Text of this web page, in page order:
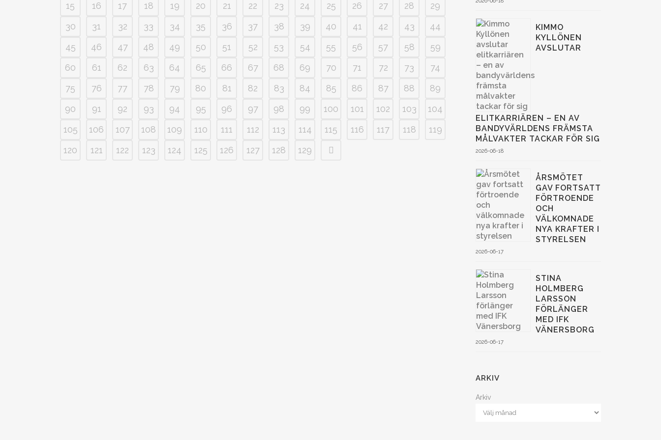
15
16 17 18 19 20 21 22 23 24 25 26 27 28
29
30
31 32 33 34 35 36 37 38 39 40 41 42 43
44
45
46 47 48 49 50 51 52 53 54 55 56 57 58
59
60
61 62 63 64 65 66 67 68 69 70 71 72 73
74
75
76 77 78 79 80 81 82 83 84 85 86 87 88
89
90
91 92 93 94 95 96 97 98 99 100 101 102 103
104
105
106 107 108 109 110 111 112 113 114 115 116 117 118
119
120
121 122 123 124 125 126 127 128 129
KIMMO
KYLLÖNEN
AVSLUTAR
ELITKARRIÄREN – EN AV
BANDYVÄRLDENS FRÄMSTA
MÅLVAKTER TACKAR FÖR SIG
2026-06-18
ÅRSMÖTET
GAV FORTSATT
FÖRTROENDE
OCH
VÄLKOMNADE
NYA KRAFTER I
STYRELSEN
2026-06-17
STINA
HOLMBERG
LARSSON
FÖRLÄNGER
MED IFK
VÄNERSBORG
2026-06-17
ARKIV
Arkiv